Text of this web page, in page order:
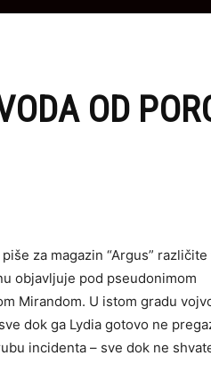
OD
za magazin “Argus”
objavljuje pod pseudonimom
Mirandom. U istom gradu
dok ga Lydia gotovo ne
incidenta – sve dok ne